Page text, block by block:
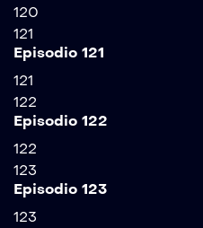
120
121
Episodio 121
121
122
Episodio 122
122
123
Episodio 123
123